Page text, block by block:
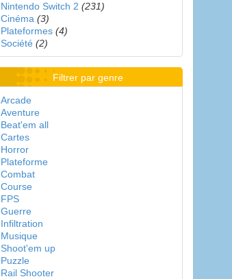
Nintendo Switch 2 (231)
Cinéma (3)
Plateformes (4)
Société (2)
Filtrer par genre
Arcade
Aventure
Beat'em all
Cartes
Horror
Plateforme
Combat
Course
FPS
Guerre
Infiltration
Musique
Shoot'em up
Puzzle
Rail Shooter